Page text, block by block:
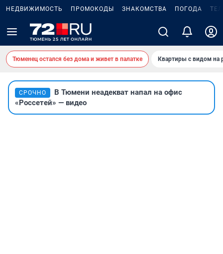
НЕДВИЖИМОСТЬ ПРОМОКОДЫ ЗНАКОМСТВА ПОГОДА
Тюменец остался без дома и живет в палатке Квартиры с видом на
СРОЧНО
В Тюмени неадекват напал на офис
«Россетей» — видео